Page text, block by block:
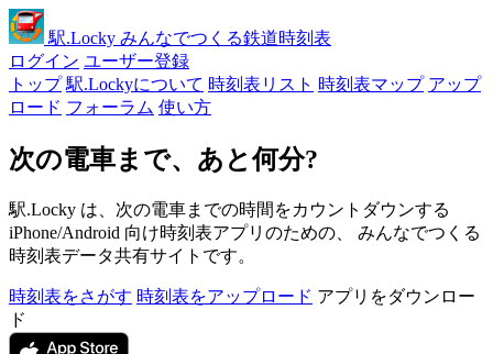
駅.Locky みんなでつくる鉄道時刻表
ログイン ユーザー登録
トップ 駅.Lockyについて 時刻表リスト 時刻表マップ アップ
ロード フォーラム 使い方
次の電車まで、あと何分?
駅.Locky は、次の電車までの時間をカウントダウンする
iPhone/Android 向け時刻表アプリのための、 みんなでつくる
時刻表データ共有サイトです。
時刻表をさがす 時刻表をアップロード アプリをダウンロー
ド